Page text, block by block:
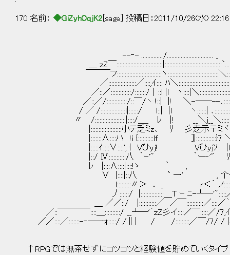
170 名前： ◆GiZyhOqjK2 [sage] 投稿日：2011/10/26(水)
--‐- ............../.............................. _
＿ ｚZ￣::::::::::::::::::::::::::::::|:::::::::::::::::::::::::::::::::::::`...
￣￣￣フ:::::::::::::::::::::::::::::ヽ:::::::::::::::::::::::::::::::::＼
／::::::::::::::::::／::::,ｲ:::: ﾊ＼:::::::::::::::::::::::::::::::::ヽ
／::／:::::::::::::/:::::::/│::l |l ヽ::::|＼::::::::::::::::::::::',
／::／/:::::::::::::/::￣/ヽ !::| |! ＼-──--､
/ ／ /::::::::::::::::l|::::::/ l::| |l ヽ::::::| ､
〃 /::::::::::::::::::::|::::/＿_ ﾚ |! __＼j__＼
|::::::::::::::::::::小テ乏ミz､ ﾘ 彡赱示〒ミヾ
|:::::::∧::::ハ !i {::::::::::lf ]|:::::::::::::}7 ＼
|:::::ｲ::::∨::::', { Vひｙj! Vひｙjｿ |l ヽ::|::::
|::/ Ⅳ:::::::::::八 ｀ｰ'" ｀ー‐'" ﾘ７
ﾚ |::::∧::::|::::!ゝ ｀ , ∨:／:::/:::,-､i
∨ |::::|::八 ` 一' , 个ｰ
l:::::::::〃＞ ． _ r＜´ ノ::::丿
丿::::::/ |:::::::::::::::＿Ｔ ｰ ﾆ-
＿ ／／::/ |:::::::::::／ ／￣:::::::::::／::::／｀y´
／::￣￣￣￣::::＿::::::::::/ __┴─'´ｚZ彡イ::::／￣:::::／/7,
／／::::／:::::::-‐─一ｫ:::::/ /∥| / /:::::::::／￣/7/ / |
↑RPGでは無茶せずにコツコツと経験値を貯めていくタイプ